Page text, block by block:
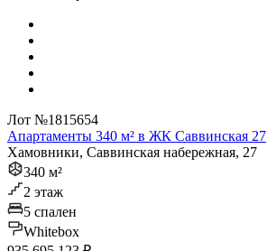
Лот №1815654
Апартаменты 340 м² в ЖК Саввинская 27
Хамовники, Саввинская набережная, 27
340 м²
2 этаж
5 спален
Whitebox